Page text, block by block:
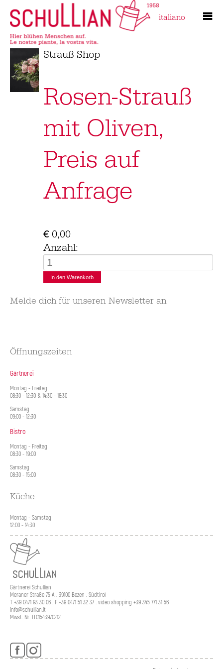
italiano
Strauß Shop
Rosen-Strauß
mit Oliven,
Preis auf
Anfrage
€0,00
Anzahl:
Melde dich für unseren Newsletter an
Öffnungszeiten
Gärtnerei
Montag - Freitag
08:30 - 12:30 & 14:30 - 18:30
Samstag
09:00 - 12:30
Bistro
Montag - Freitag
08:30 - 19:00
Samstag
08:30 - 15:00
Küche
Montag - Samstag
12:00 - 14:30
Gärtnerei Schullian
Meraner Straße 75 A . 39100 Bozen . Südtirol
T +39 0471 93 30 06 . F +39 0471 51 32 37 . video shopping +39 345 771 31 56
info@schullian.it
Mwst. Nr. IT01543970212